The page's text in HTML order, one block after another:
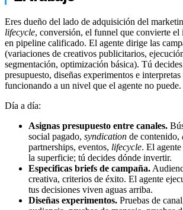
Eres dueño del lado de adquisición del
lifecycle, conversión, el funnel que convierte el
en pipeline calificado. El agente dirige las
(variaciones de creativos publicitarios,
segmentación, optimización básica). Tú
presupuesto, diseñas experimentos e interpretas
funcionando a un nivel que el agente no puede.
Día a día:
Asignas presupuesto entre canales.
social pagado, syndication de contenido,
partnerships, eventos, lifecycle. El
la superficie; tú decides dónde invertir.
Especificas briefs de campaña.
creativa, criterios de éxito. El agente
tus decisiones viven aguas arriba.
Diseñas experimentos. Pruebas de